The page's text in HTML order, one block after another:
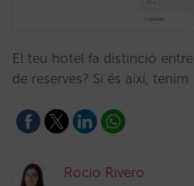
El teu hotel fa distinció
de reserves? Si és així,
Rocío Rivero